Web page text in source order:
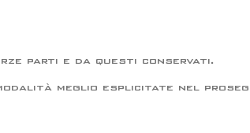
parti e da questi conservati.
meglio esplicitate nel